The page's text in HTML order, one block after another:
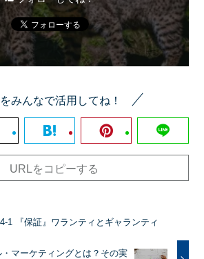
みんなで活用してね！
URLをコピーする
1 『保証』ワランティとギャランティ
マーケティングとは？その実